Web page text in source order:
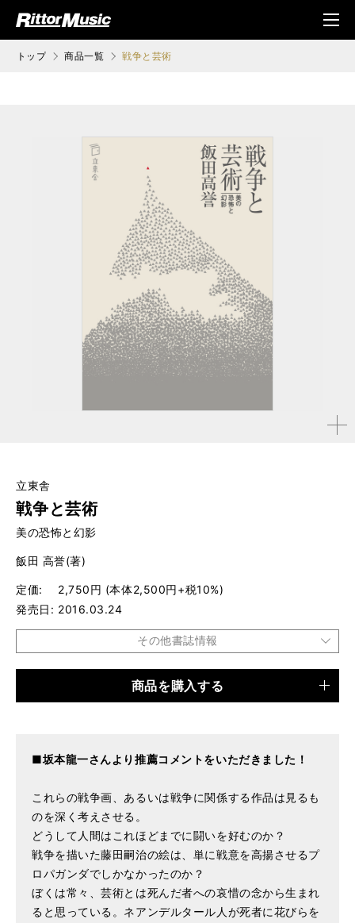
ジック (Rittor Musi
メニ
ュ
トップ 商品一覧 戦争と芸術
拡大す
立東舎
戦争と芸術
美の恐怖と幻影
飯田 高誉(著)
定価
2,750円 (本体2,500円+税10%)
発売日
2016.03.24
その他書誌情報
商品を購入する
■坂本龍一さんより推薦コメントをいただきました！
これらの戦争画、あるいは戦争に関係する作品は見るも
のを深く考えさせる。
どうして人間はこれほどまでに闘いを好むのか？
戦争を描いた藤田嗣治の絵は、単に戦意を高揚させるプ
ロパガンダでしかなかったのか？
ぼくは常々、芸術とは死んだ者への哀惜の念から生まれ
ると思っている。ネアンデルタール人が死者に花びらを